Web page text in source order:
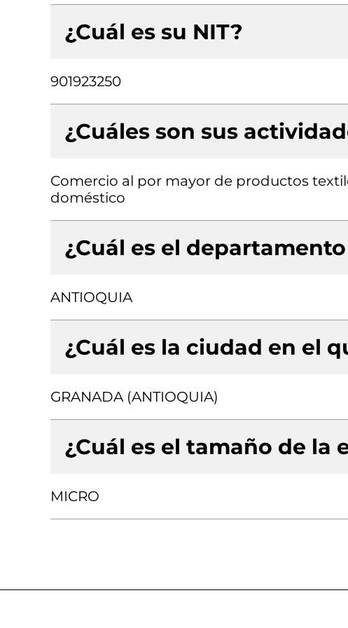
¿Cuál es su NIT?
901923250
¿Cuáles son sus
Comercio al por mayor de productos
doméstico
¿Cuál es el
ANTIOQUIA
¿Cuál es la ciudad en el
GRANADA (ANTIOQUIA)
¿Cuál es el tamaño de la
MICRO